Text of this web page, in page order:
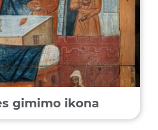
gimimo ikona